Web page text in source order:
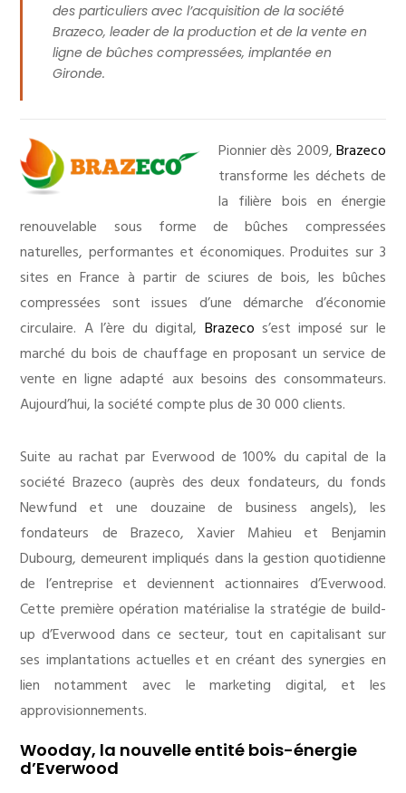
des particuliers avec l’acquisition de la société
Brazeco, leader de la production et de la vente en
ligne de bûches compressées, implantée en
Gironde.
Pionnier dès 2009,Brazeco
transforme les déchets de
la filière bois en énergie
renouvelable sous forme de bûches compressées
naturelles, performantes et économiques. Produites sur 3
sites en France à partir de sciures de bois, les bûches
compressées sont issues d’une démarche d’économie
circulaire. A l’ère du digital, Brazeco s’est imposé sur le
marché du bois de chauffage en proposant un service de
vente en ligne adapté aux besoins des consommateurs.
Aujourd’hui, la société compte plus de 30 000 clients.
Suite au rachat par Everwood de 100% du capital de la
société Brazeco (auprès des deux fondateurs, du fonds
Newfund et une douzaine de business angels), les
fondateurs de Brazeco, Xavier Mahieu et Benjamin
Dubourg, demeurent impliqués dans la gestion quotidienne
de l’entreprise et deviennent actionnaires d’Everwood.
Cette première opération matérialise la stratégie de build-
up d’Everwood dans ce secteur, tout en capitalisant sur
ses implantations actuelles et en créant des synergies en
lien notamment avec le marketing digital, et les
approvisionnements.
Wooday, la nouvelle entité bois-énergie
d’Everwood